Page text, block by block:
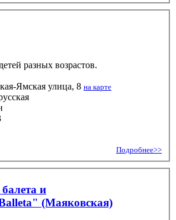
разных возрастов.
Ямская улица, 8 на карте
Подробнее>>
и
(Маяковская)